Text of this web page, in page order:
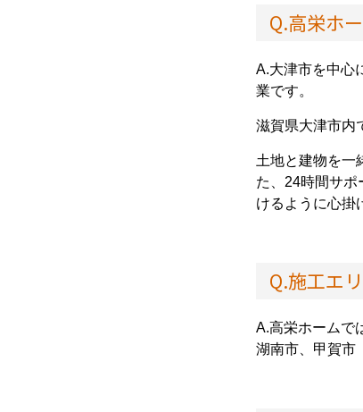
Q.高栄ホ
A.大津市を中心
業です。
滋賀県大津市内
土地と建物を一
た、24時間サポ
けるように心掛
Q.施工エ
A.高栄ホームで
湖南市、甲賀市